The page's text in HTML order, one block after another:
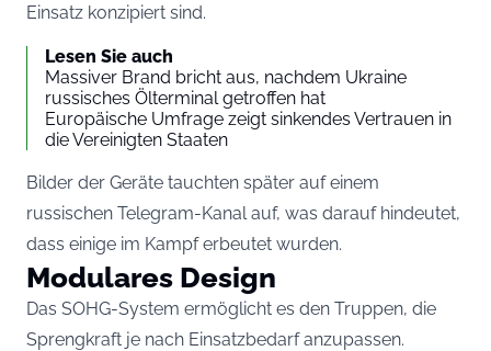
Einsatz konzipiert sind.
Lesen Sie auch
Massiver Brand bricht aus, nachdem Ukraine
russisches Ölterminal getroffen hat
Europäische Umfrage zeigt sinkendes Vertrauen in
die Vereinigten Staaten
Bilder der Geräte tauchten später auf einem
russischen Telegram-Kanal auf, was darauf hindeutet,
dass einige im Kampf erbeutet wurden.
Modulares Design
Das SOHG-System ermöglicht es den Truppen, die
Sprengkraft je nach Einsatzbedarf anzupassen.